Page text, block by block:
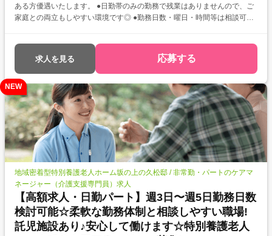
ある方優遇いたします。 ●日勤帯のみの勤務で残業はありませんので、ご
家庭との両立もしやすい環境です◎ ●勤務日数・曜日・時間等は相談可能
求人を見る 応募する
NEW
地域密着型特別養護老人ホーム坂の上の久松邸 / 非常勤・パートのケアマ
ネージャー（介護支援専門員）求人
【高額求人・日勤パート】週3日〜週5日勤務日数
検討可能☆柔軟な勤務体制と相談しやすい職場!
託児施設あり♪安心して働けます☆特別養護老人